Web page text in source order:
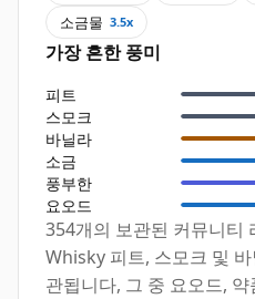
소금물 3.5x
가장 흔한 풍미
피트
스모크
바닐라
소금
풍부한
요오드
354개의 보관된 커뮤니티
Whisky 피트, 스모크 및
관됩니다, 그 중 요오드,